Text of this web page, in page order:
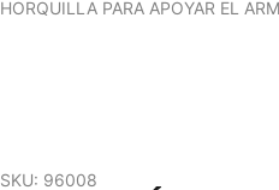
HORQUILLA PARA APOYAR EL
SKU: 96008